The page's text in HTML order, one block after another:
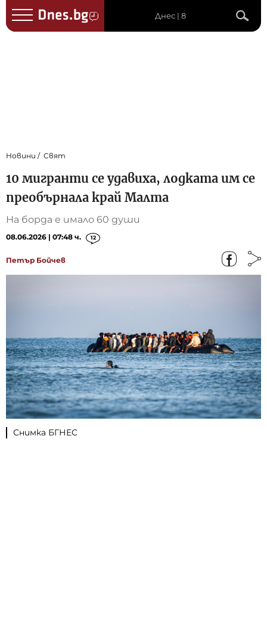
Днес | 8
Новини Свят
10 мигранти се удавиха, лодката им се
преобърнала край Малта
На борда е имало 60 души
08.06.2026 | 07:48 ч. 12
Петър Бойчев
Снимка БГНЕС